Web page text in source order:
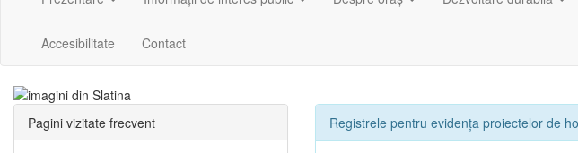
Accesibilitate Contact
Registrele pentru evidența proiectelor de
Pagini vizitate frecvent